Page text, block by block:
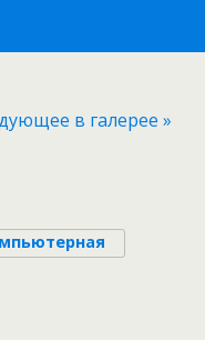
в галерее »